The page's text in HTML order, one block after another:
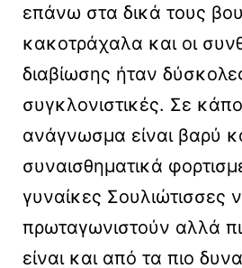
επάνω στα δικά τους
κακοτράχαλα και οι
διαβίωσης ήταν
συγκλονιστικές. Σε
ανάγνωσμα είναι βαρύ
συναισθηματικά
γυναίκες Σουλιώτισσες
πρωταγωνιστούν αλλά
είναι και από τα πιο